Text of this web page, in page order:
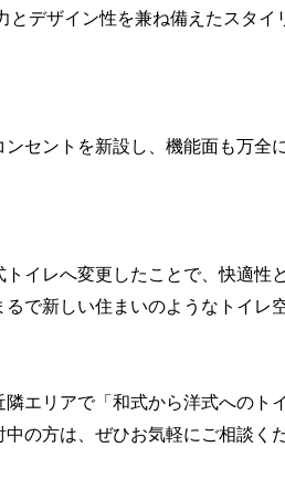
とデザイン性を兼ね備えたスタ
セントを新設し、機能面も万
イレへ変更したことで、快適性
で新しい住まいのようなトイレ
エリアで「和式から洋式へのト
の方は、ぜひお気軽にご相談くだ